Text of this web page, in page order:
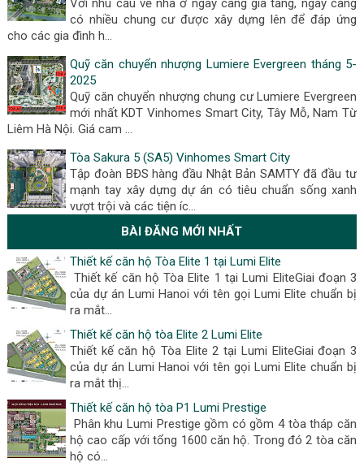
Với nhu cầu về nhà ở ngày càng gia tăng, ngày càng
có nhiều chung cư được xây dựng lên để đáp ứng
cho các gia đình h…
Quỹ căn chuyển nhượng Lumiere Evergreen tháng 5-
2025
Quỹ căn chuyển nhượng chung cư Lumiere Evergreen
mới nhất KDT Vinhomes Smart City, Tây Mỗ, Nam Từ
Liêm Hà Nội. Giá cam …
Tòa Sakura 5 (SA5) Vinhomes Smart City
Tập đoàn BĐS hàng đầu Nhật Bản SAMTY đã đầu tư
mạnh tay xây dựng dự án có tiêu chuẩn sống xanh
vượt trội và các tiện íc…
BÀI ĐĂNG MỚI NHẤT
Thiết kế căn hộ Tòa Elite 1 tại Lumi Elite
Thiết kế căn hộ Tòa Elite 1 tại Lumi EliteGiai đoạn 3
của dự án Lumi Hanoi với tên gọi Lumi Elite chuẩn bị
ra mắt...
Thiết kế căn hộ tòa Elite 2 Lumi Elite
Thiết kế căn hộ Tòa Elite 2 tại Lumi EliteGiai đoạn 3
của dự án Lumi Hanoi với tên gọi Lumi Elite chuẩn bị
ra mắt thị...
Thiết kế căn hộ tòa P1 Lumi Prestige
Phân khu Lumi Prestige gồm có gồm 4 tòa tháp căn
hộ cao cấp với tổng 1600 căn hộ. Trong đó 2 tòa căn
hộ có...